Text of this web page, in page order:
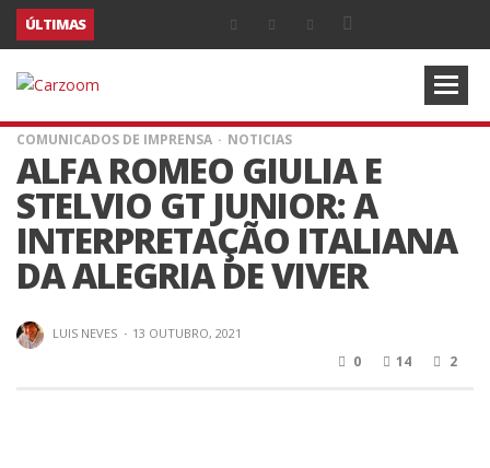
ÚLTIMAS
COMUNICADOS DE IMPRENSA NOTICIAS
ALFA ROMEO GIULIA E
STELVIO GT JUNIOR: A
INTERPRETAÇÃO ITALIANA
DA ALEGRIA DE VIVER
LUIS NEVES · 13 OUTUBRO, 2021
0 14 2